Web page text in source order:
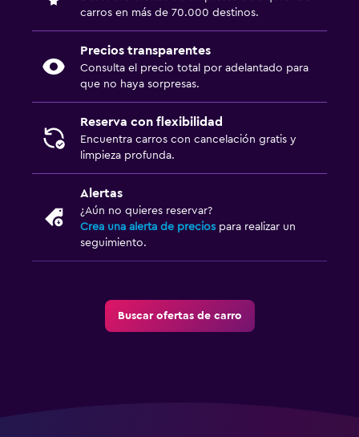
carros en más de 70.000 destinos.
Precios transparentes
Consulta el precio total por adelantado para
que no haya sorpresas.
Reserva con flexibilidad
Encuentra carros con cancelación gratis y
limpieza profunda.
Alertas
¿Aún no quieres reservar?
Crea una alerta de precios para realizar un
seguimiento.
Buscar ofertas de carro